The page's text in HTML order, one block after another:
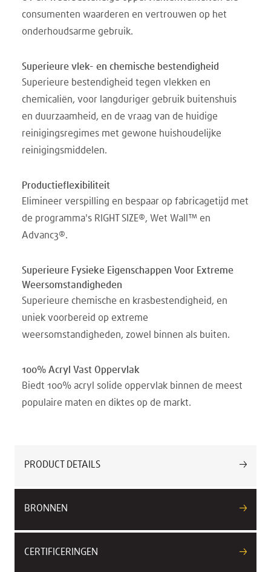
consumenten waarderen en vertrouwen op het
onderhoudsarme gebruik.
Superieure vlek- en chemische bestendigheid
Superieure bestendigheid tegen vlekken en
chemicaliën, voor langduriger gebruik buitenshuis
en duurzaamheid, en de vraag van de huidige
reinigingsregimes met gewone huishoudelijke
reinigingsmiddelen.
Productieflexibiliteit
Elimineer verspilling en bespaar op fabricagetijd met
de programma's RIGHT SIZE®, Wet Wall™ en
Advanc3®.
Superieure Fysieke Eigenschappen Voor Extreme
Weersomstandigheden
Superieure chemische en krasbestendigheid, en
uniek voorbereid op extreme
weersomstandigheden, zowel binnen als buiten.
100% Acryl Vast Oppervlak
Biedt 100% acryl solide oppervlak binnen de meest
populaire maten en diktes op de markt.
PRODUCT DETAILS
BRONNEN
CERTIFICERINGEN